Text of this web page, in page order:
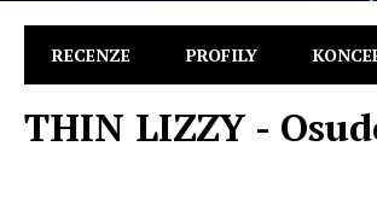
RECENZE PROFILY
THIN LIZZY -